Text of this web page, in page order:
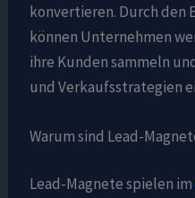
konvertieren. Durch den
können Unternehmen
ihre Kunden sammeln
und Verkaufsstrategien
Warum sind Lead-
Lead-Magnete spielen im